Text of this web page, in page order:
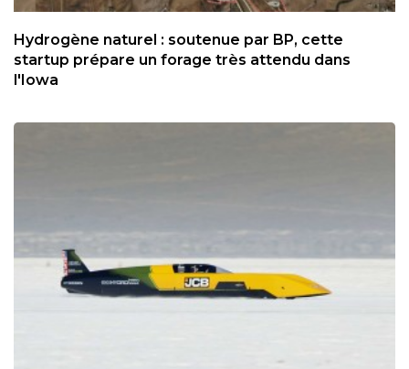
Hydrogène naturel : soutenue par BP, cette
startup prépare un forage très attendu dans
l'Iowa